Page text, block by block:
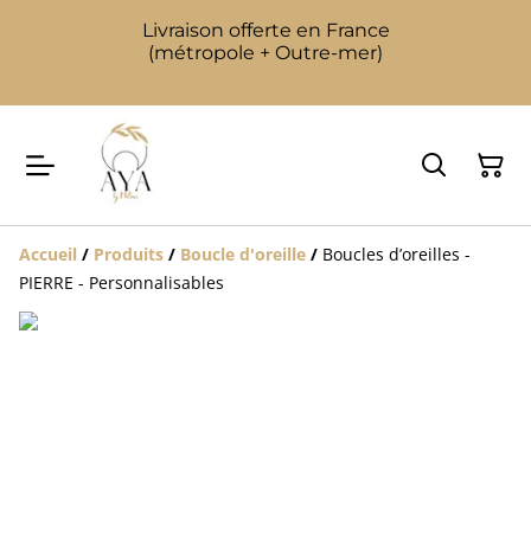
Livraison offerte en France
(métropole + Outre-mer)
Accueil / Produits / Boucle d'oreille / Boucles d’oreilles -
PIERRE - Personnalisables